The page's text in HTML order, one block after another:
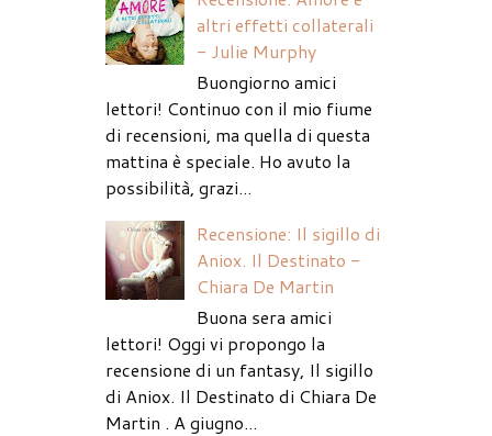
altri effetti collaterali
- Julie Murphy
Buongiorno amici
lettori! Continuo con il mio fiume
di recensioni, ma quella di questa
mattina è speciale. Ho avuto la
possibilità, grazi...
Recensione: Il sigillo di
Aniox. Il Destinato -
Chiara De Martin
Buona sera amici
lettori! Oggi vi propongo la
recensione di un fantasy, Il sigillo
di Aniox. Il Destinato di Chiara De
Martin . A giugno...